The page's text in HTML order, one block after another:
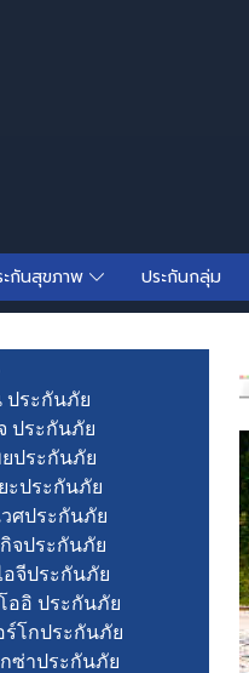
กันสุขภาพ ประกันกลุ่ม
ประกันภัย
ประกันภัย
ประกันภัย
ะประกันภัย
วศประกันภัย
จประกันภัย
อจีประกันภัย
ออิ ประกันภัย
ร์โกประกันภัย
ซ่าประกันภัย